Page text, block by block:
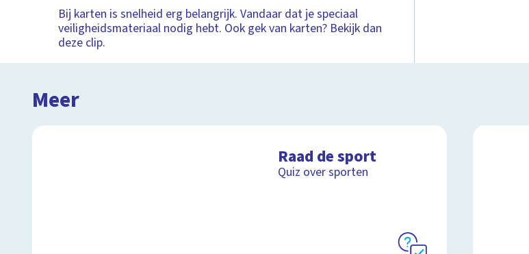
Bij karten is snelheid erg belangrijk. Vandaar dat je speciaal
veiligheidsmateriaal nodig hebt. Ook gek van karten? Bekijk dan
deze clip.
Meer
Raad de sport
Quiz over sporten